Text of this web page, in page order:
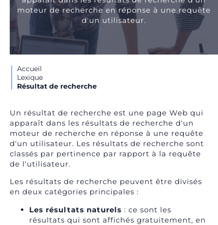
moteur de recherche en réponse à une requête
d'un utilisateur.
Accueil
Lexique
Résultat de recherche
Un résultat de recherche est une page Web qui
apparaît dans les résultats de recherche d'un
moteur de recherche en réponse à une requête
d'un utilisateur. Les résultats de recherche sont
classés par pertinence par rapport à la requête
de l'utilisateur.
Les résultats de recherche peuvent être divisés
en deux catégories principales :
Les résultats naturels : ce sont les
résultats qui sont affichés gratuitement, en